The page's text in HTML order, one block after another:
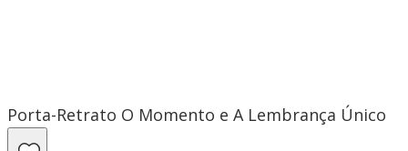
Porta-Retrato O Momento e A Lembrança Único